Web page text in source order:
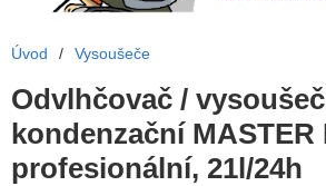
Úvod / Vysoušeče
Odvlhčovač / vysoušeč
kondenzační MASTER
profesionální, 21l/24h